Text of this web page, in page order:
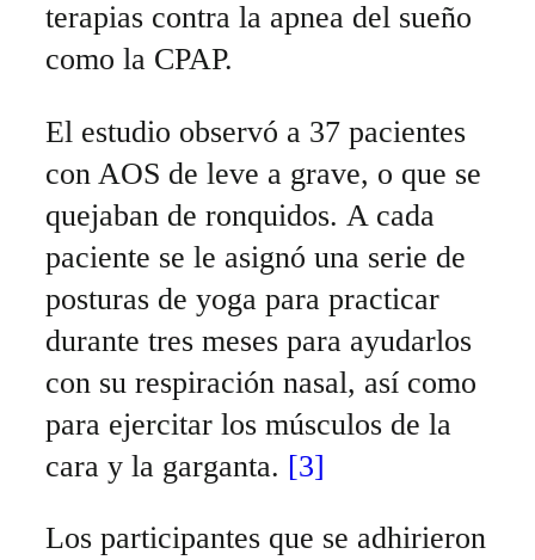
terapias contra la apnea del sueño
como la CPAP.
El estudio observó a 37 pacientes
con AOS de leve a grave, o que se
quejaban de ronquidos. A cada
paciente se le asignó una serie de
posturas de yoga para practicar
durante tres meses para ayudarlos
con su respiración nasal, así como
para ejercitar los músculos de la
cara y la garganta. [3]
Los participantes que se adhirieron